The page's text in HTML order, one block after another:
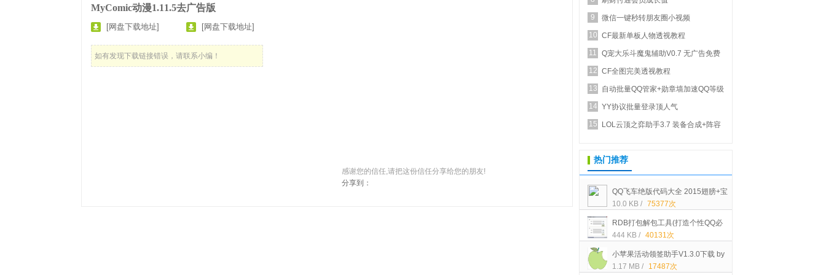
MyComic动漫1.11.5去广告版
[网盘下载地址] [网盘下载地址]
如有发现下载链接错误，请联系小编！
感谢您的信任,请把这份信任分享给您的朋友!
分享到：
9
微信一键秒转朋友圈小视频
10 CF最新单板人物透视教程
11
Q宠大乐斗魔鬼辅助V0.7 无广告免费
正式版_新增...
12 CF全图完美透视教程
13
自动批量QQ管家+勋章墙加速QQ等级
14 YY协议批量登录顶人气
15
LOL云顶之弈助手3.7 装备合成+阵容
热门推荐
QQ飞车绝版代码大全 2015翅膀+宝
石+STABL车+装扮等代码[可以买的]
10.0 KB / 75377次
RDB打包解包工具(打造个性QQ必
备)中文绿色版下载
444 KB / 40131次
小苹果活动领签助手V1.3.0下载 by
大空白
1.17 MB / 17487次